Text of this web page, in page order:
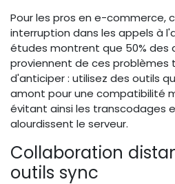
Pour les pros en e-commerce,
interruption dans les appels à
études montrent que 50% des
proviennent de ces problèmes
d'anticiper : utilisez des outils
amont pour une compatibilité
évitant ainsi les transcodages
alourdissent le serveur.
Collaboration
outils sync